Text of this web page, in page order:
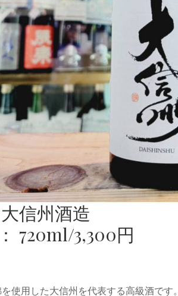
信州酒造
720ml/3,300円
使用した大信州を代表する高級酒です。